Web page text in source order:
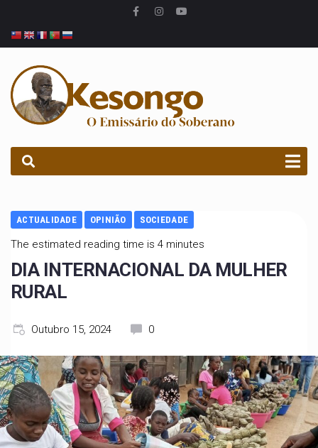
ACTUALIDADE OPINIÃO SOCIEDADE
The estimated reading time is 4 minutes
DIA INTERNACIONAL DA MULHER
RURAL
Outubro 15, 2024 0
PROCURAR